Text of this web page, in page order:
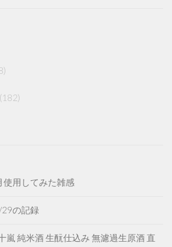
(182)
使用してみた雑感
29の記録
嵐 純米酒 生酛仕込み 無濾過生原酒 直